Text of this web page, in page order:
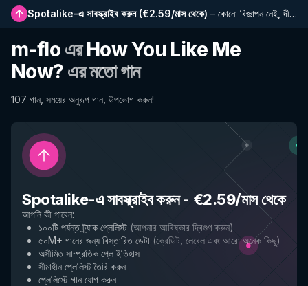
Spotalike-এ সাবস্ক্রাইব করুন(€2.59/মাস থেকে) – কোনো বিজ্ঞাপন নেই, দীর্ঘতর প্লেলিস্ট, সম্পূর্ণ ইতিহাস এবং নতুন বৈশিষ্ট্যে প্রাথমিক প্রবেশাধিকার
m-flo এরHow You Like Me
Now? এর মতো গান
107 গান, সময়ের অনুরূপ গান, উপভোগ করুন!
Spotalike-এ সাবস্ক্রাইব করুন- €2.59/মাস থেকে
আপনি কী পাবেন:
১০০টি পর্যন্ত ট্র্যাক প্লেলিস্ট (আপনার আবিষ্কার দ্বিগুণ করুন)
৫০M+ গানের জন্য বিস্তারিত ডেটা (ক্রেডিট, লেবেল এবং আরো অনেক কিছু)
অসীমিত সাম্প্রতিক প্লে ইতিহাস
সীমাহীন প্লেলিস্ট তৈরি করুন
প্লেলিস্টে গান যোগ করুন